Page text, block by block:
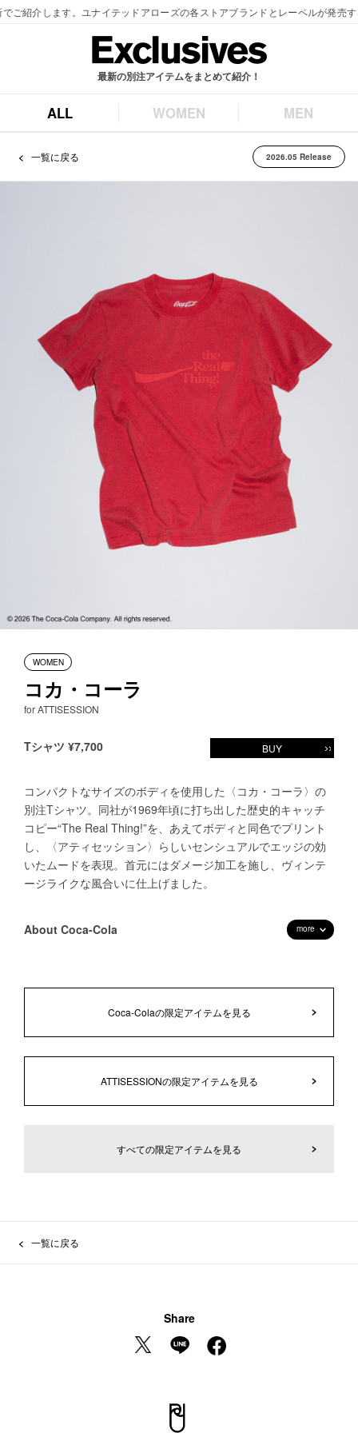
最新の別注アイテムをまとめて紹介！
ALL WOMEN MEN
一覧に戻る 2026.05 Release
WOMEN
コカ・コーラ
for ATTISESSION
Tシャツ ¥7,700 BUY
コンパクトなサイズのボディを使用した〈コカ・コーラ〉の
別注Tシャツ。同社が1969年頃に打ち出した歴史的キャッチ
コピー“The Real Thing!”を、あえてボディと同色でプリント
し、〈アティセッション〉らしいセンシュアルでエッジの効
いたムードを表現。首元にはダメージ加工を施し、ヴィンテ
ージライクな風合いに仕上げました。
About Coca-Cola more
Coca-Colaの限定アイテムを見る
ATTISESSIONの限定アイテムを見る
すべての限定アイテムを見る
一覧に戻る
Share